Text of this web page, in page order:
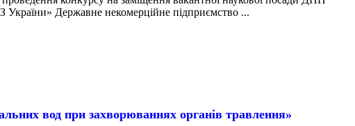
Державне некомерційне підприємство ...
вод при захворюваннях органів травлення»